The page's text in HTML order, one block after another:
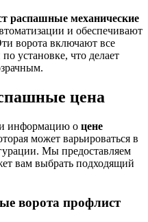
распашные механические
и обеспечивают
ворота включают все
установке, что делает
цена
информацию о цене
может варьироваться в
Мы предоставляем
вам выбрать подходящий
ворота профлист